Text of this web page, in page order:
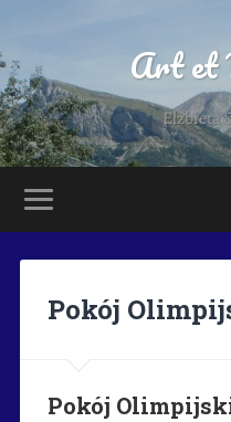
Art et
Elzbieta
Pokój
Pokój